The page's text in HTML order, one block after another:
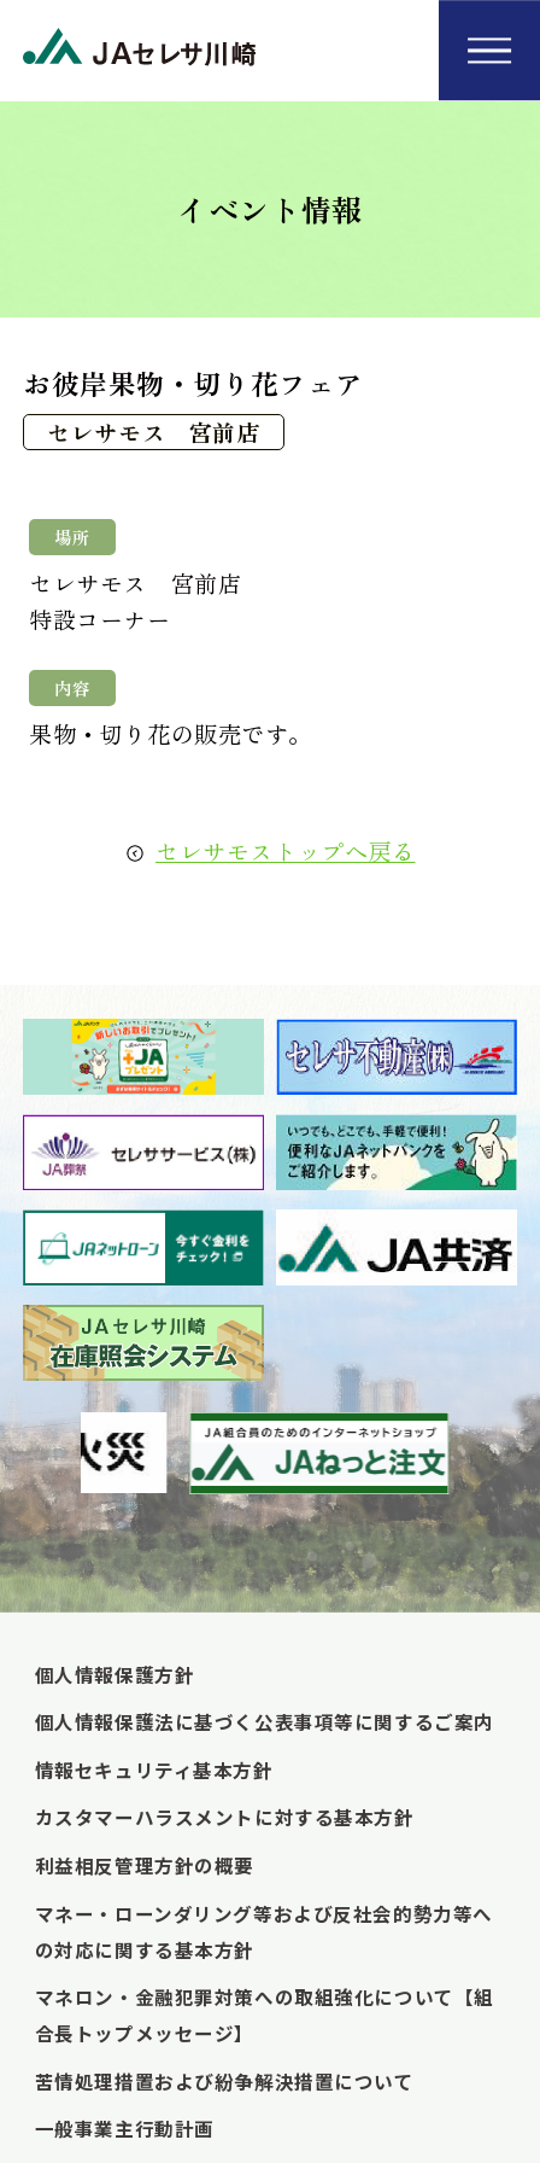
イベント情報
お彼岸果物・切り花フェア
セレサモス 宮前店
場所
セレサモス 宮前店
特設コーナー
内容
果物・切り花の販売です。
セレサモストップへ戻る
個人情報保護方針
個人情報保護法に基づく公表事項等に関するご案内
情報セキュリティ基本方針
カスタマーハラスメントに対する基本方針
利益相反管理方針の概要
マネー・ローンダリング等および反社会的勢力等へ
の対応に関する基本方針
マネロン・金融犯罪対策への取組強化について【組
合長トップメッセージ】
苦情処理措置および紛争解決措置について
一般事業主行動計画